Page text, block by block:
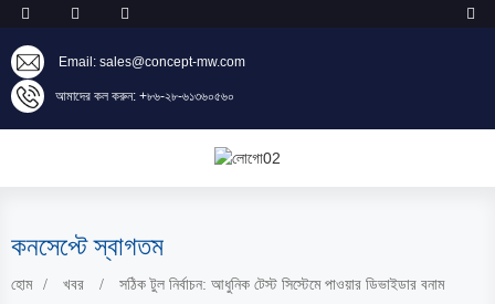
Email: sales@concept-mw.com
আমাদের কল করুন: +৮৬-২৮-৬১৩৬০৫৬০
কনসেপ্টে স্বাগতম
হোম খবর সঠিক টুল নির্বাচন: আধুনিক টেস্ট সিস্টেমে পাওয়ার ডিভাইডার বনাম